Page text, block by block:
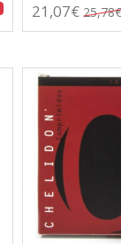
21,07€ 25,78€